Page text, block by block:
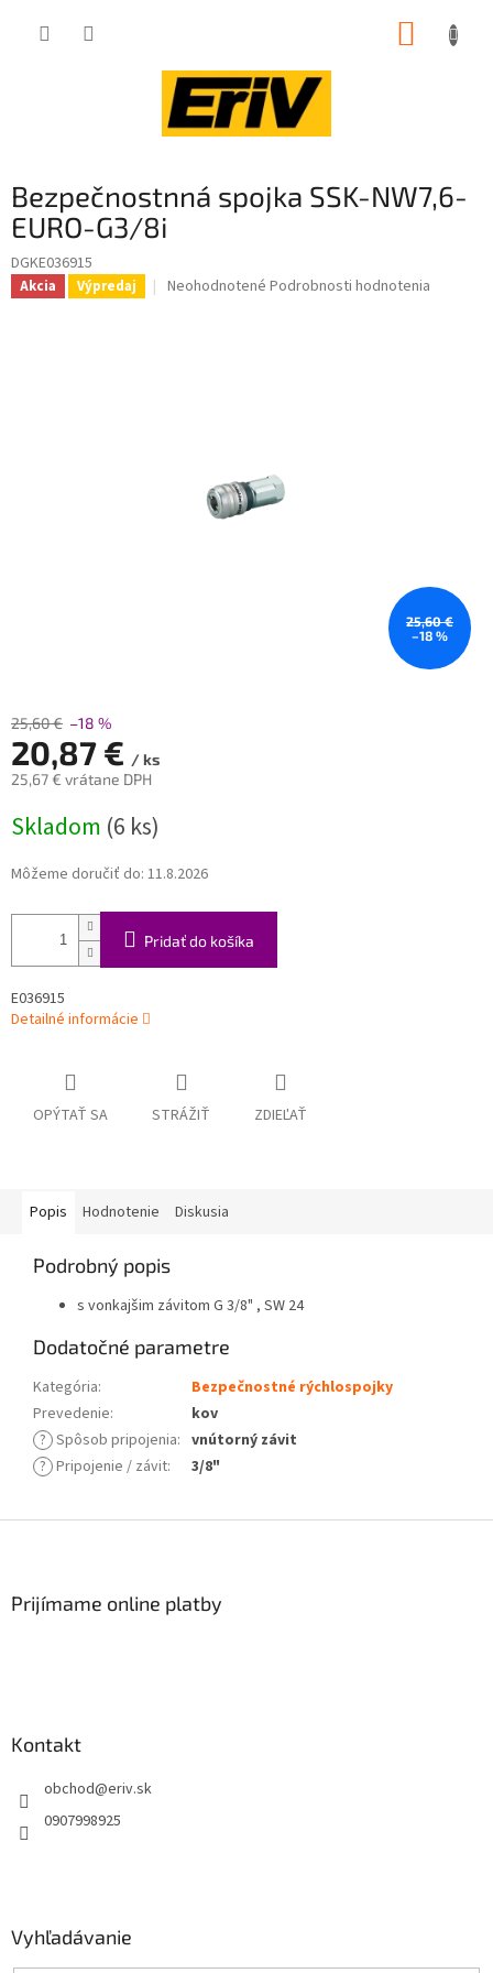
Bezpečnostnná spojka SSK-NW7,6-
EURO-G3/8i
DGKE036915
Akcia Výpredaj
Priemerné
Neohodnotené Podrobnosti hodnotenia
25,60 €
–18 %
25,60 € –18 %
20,87 € / ks
25,67 € vrátane DPH
cena:
Skladom (6 ks)
Môžeme doručiť do: 11.8.2026
Pridať do košíka
E036915
Detailné informácie
OPÝTAŤ SA STRÁŽIŤ ZDIEĽAŤ
Popis Hodnotenie Diskusia
Podrobný popis
s vonkajšim závitom G 3/8" , SW 24
Dodatočné parametre
Kategória:
Bezpečnostné rýchlospojky
Prevedenie:
kov
? Spôsob pripojenia: vnútorný závit
? Pripojenie / závit: 3/8"
Prijímame online platby
Kontakt
obchod@eriv.sk
0907998925
Vyhľadávanie